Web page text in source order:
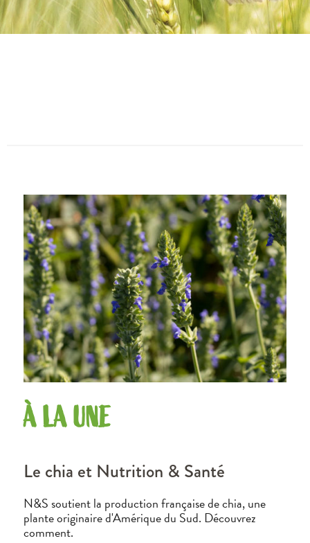
À LA UNE
Le chia et Nutrition & Santé
N&S soutient la production française de chia, une
plante originaire d'Amérique du Sud. Découvrez
comment.